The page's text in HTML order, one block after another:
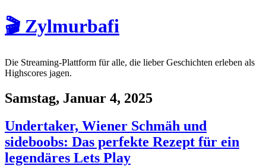
🎬 Zylmurbafi
Die Streaming-Plattform für alle, die lieber Geschichten erleben als
Highscores jagen.
Samstag, Januar 4, 2025
Undertaker, Wiener Schmäh und
sideboobs: Das perfekte Rezept für ein
legendäres Lets Play